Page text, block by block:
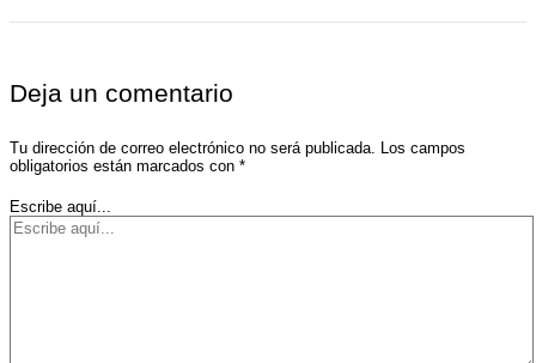
Deja un comentario
Tu dirección de correo electrónico no será publicada. Los campos
obligatorios están marcados con *
Escribe aquí...